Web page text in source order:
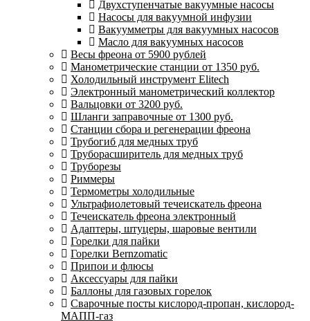
Двухступенчатые вакуумные насосы
Насосы для вакуумной инфузии
Вакуумметры для вакуумных насосов
Масло для вакуумных насосов
Весы фреона от 5900 рублей
Манометрические станции от 1350 руб.
Холодильный инструмент Elitech
Электронный манометрический коллектор
Вальцовки от 3200 руб.
Шланги заправочные от 1300 руб.
Станции сбора и регенерации фреона
Трубогиб для медных труб
Труборасширитель для медных труб
Труборезы
Риммеры
Термометры холодильные
Ультрафиолетовый течеискатель фреона
Течеискатель фреона электронный
Адаптеры, штуцеры, шаровые вентили
Горелки для пайки
Горелки Bernzomatic
Припои и флюсы
Аксессуары для пайки
Баллоны для газовых горелок
Сварочные посты кислород-пропан, кислород-
МАПП-газ